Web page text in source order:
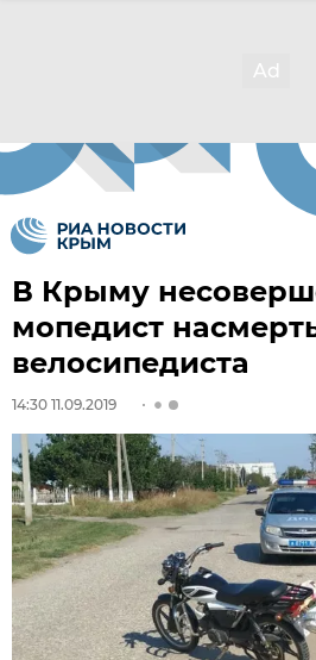
В Крыму
мопедист
велосипедиста
14:30 11.09.2019